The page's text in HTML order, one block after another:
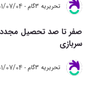
تحريريه 3گام 07/04
صفر تا صد تحصیل مجدد
سربازی
تحريريه 3گام 07/04